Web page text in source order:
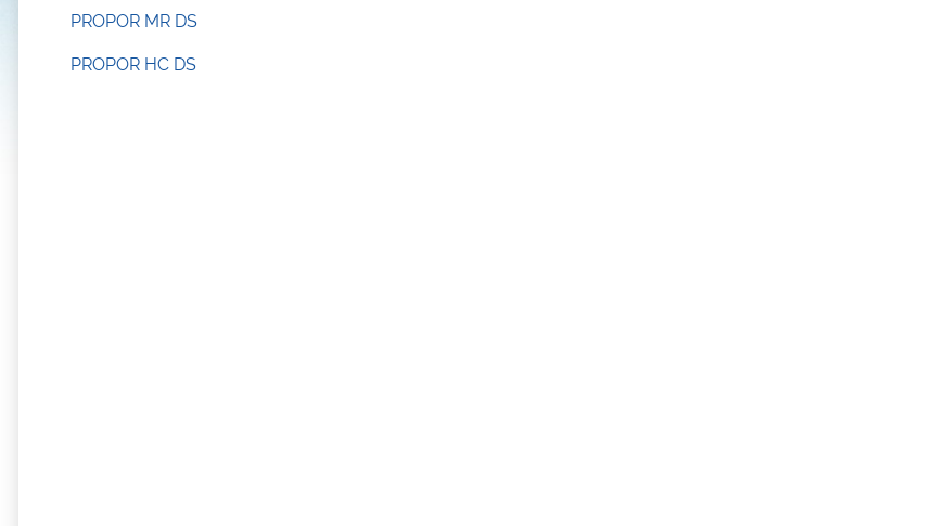
PROPOR MR DS
PROPOR HC DS